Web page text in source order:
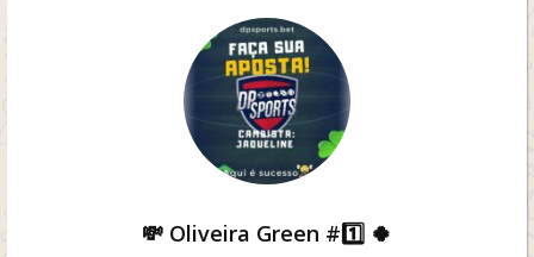
💸 Oliveira Green #1️⃣ 🍀